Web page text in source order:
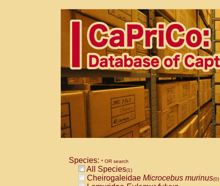
Species: * OR search
All Species(1)
Cheirogaleidae Microcebus murinus(0)